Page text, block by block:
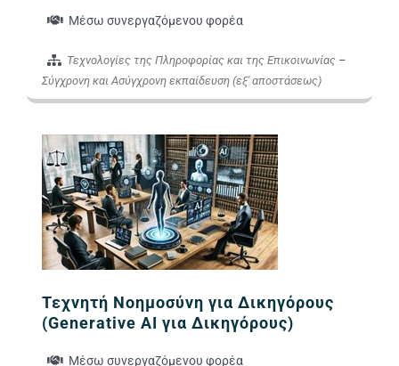
Μέσω συνεργαζόμενου φορέα
Τεχνολογίες της Πληροφορίας και της Επικοινωνίας –
Σύγχρονη και Ασύγχρονη εκπαίδευση (εξ' αποστάσεως)
Εικόνα
Τεχνητή Νοημοσύνη για Δικηγόρους
(Generative AI για Δικηγόρους)
Μέσω συνεργαζόμενου φορέα